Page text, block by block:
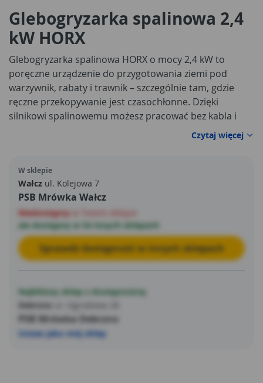
Glebogryzarka spalinowa 2,4
kW HORX
Glebogryzarka spalinowa HORX o mocy 2,4 kW to
poręczne urządzenie do przygotowania ziemi pod
warzywnik, rabaty i trawnik – szczególnie tam, gdzie
ręczne przekopywanie jest czasochłonne. Dzięki
silnikowi spalinowemu możesz pracować bez kabla i
swobodnie manewrować w ogrodzie, na działce czy w
trudno dostępnych miejscach. Solidna konstrukcja ze
odpowiednio dobrana pojemność skokowa 139 cm3
zapewnia sprawne spulchnianie i mieszanie wierzchniej
warstwy podłoża.
Czytaj więcej
W sklepie
Wałcz ul. Kolejowa 7
PSB Mrówka Wałcz
Niedostępny
ale dostępny w 54 innych sklepach
Sprawdź dostępność w innych sklepach
Najbliższy sklep z dostępnością
Debrzno
PSB Mrówka Debrzno
Ustaw jako mój sklep